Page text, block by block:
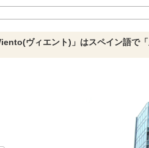
ヴィエント)」はスペイン語で